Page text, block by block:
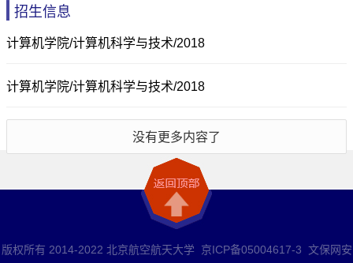
招生信息
计算机学院/计算机科学与技术/2018
计算机学院/计算机科学与技术/2018
没有更多内容了
版权所有 2014-2022 北京航空航天大学 京ICP备05004617-3 文保网安